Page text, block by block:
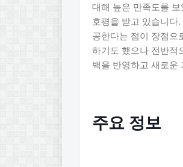
대해 높은 만족도를
호평을 받고 있습니다
공한다는 점이 장점으
하기도 했으나 전반적
백을 반영하고 새로운
주요 정보